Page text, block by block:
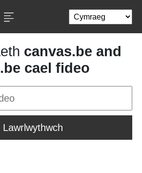
canvas.be and
cael fideo
Lawrlwythwch